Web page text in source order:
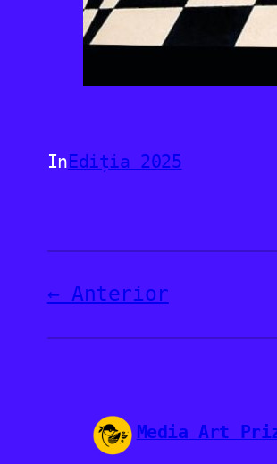
In Ediția 2025
Anterior
Media Art